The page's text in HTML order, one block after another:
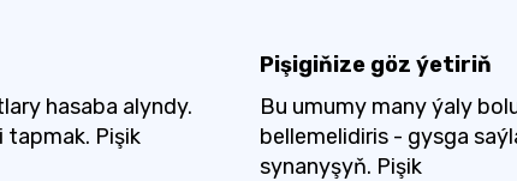
hasaba alyndy.
tapmak. Pişik
Pişigiňize göz ýetiriň
Bu umumy many ýaly
bellemelidiris - gysga
synanyşyň. Pişik